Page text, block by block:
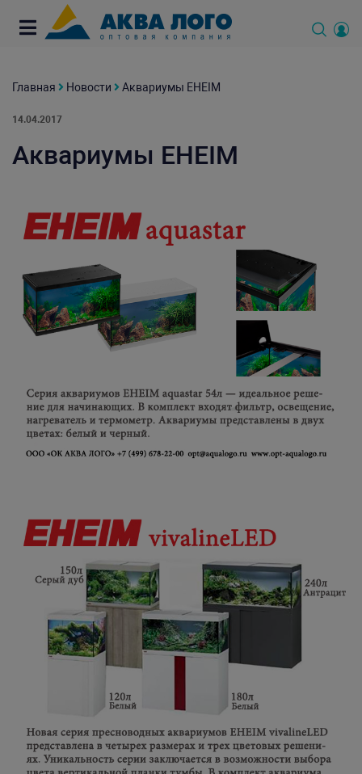
Главная Новости Аквариумы EHEIM
14.04.2017
Аквариумы EHEIM